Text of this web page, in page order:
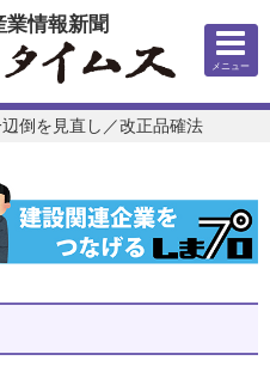
情報新聞
メニュー
倒を見直し／改正品確法